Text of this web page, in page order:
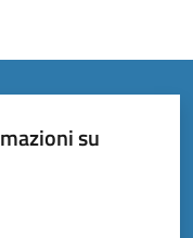
su